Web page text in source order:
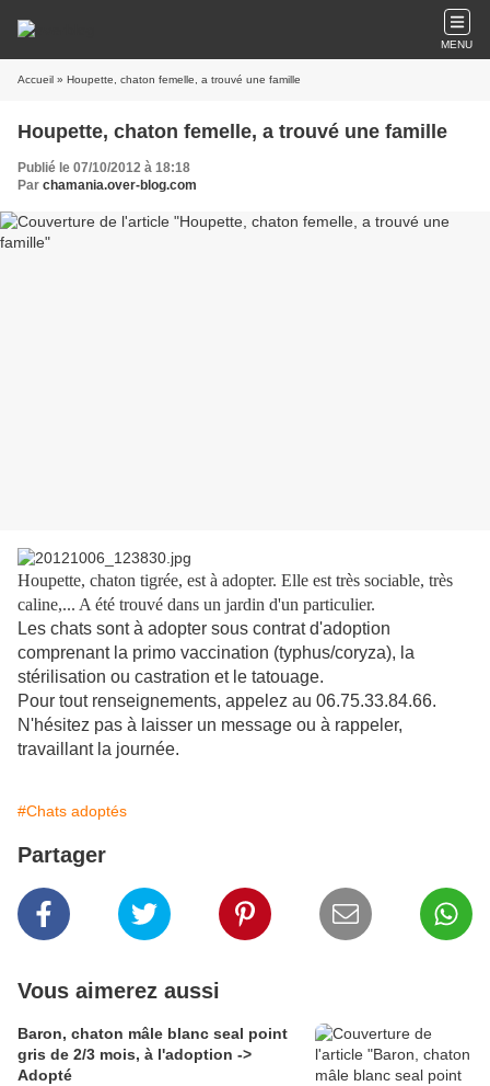
MENU
Accueil » Houpette, chaton femelle, a trouvé une famille
Houpette, chaton femelle, a trouvé une famille
Publié le 07/10/2012 à 18:18
Par chamania.over-blog.com
Houpette, chaton tigrée, est à adopter. Elle est très sociable, très
caline,... A été trouvé dans un jardin d'un particulier.
Les chats sont à adopter sous contrat d'adoption
comprenant la primo vaccination (typhus/coryza), la
stérilisation ou castration et le tatouage.
Pour tout renseignements, appelez au 06.75.33.84.66.
N'hésitez pas à laisser un message ou à rappeler,
travaillant la journée.
#Chats adoptés
Partager
Vous aimerez aussi
Baron, chaton mâle blanc seal point
gris de 2/3 mois, à l'adoption ->
Adopté